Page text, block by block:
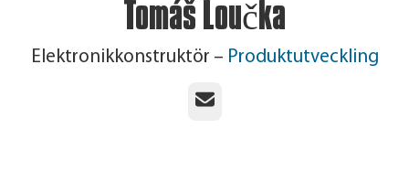
Tomáš Loučka
Elektronikkonstruktör – Produktutveckling
E-post